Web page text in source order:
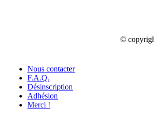
©
Nous contacter
F.A.Q.
Désinscription
Adhésion
Merci !